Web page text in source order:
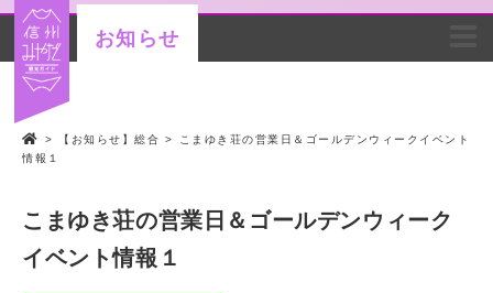
お知らせ
> 【お知らせ】総合 >
こまゆき荘の営業日＆ゴールデンウィークイベント
情報１
こまゆき荘の営業日＆ゴールデンウィーク
イベント情報１